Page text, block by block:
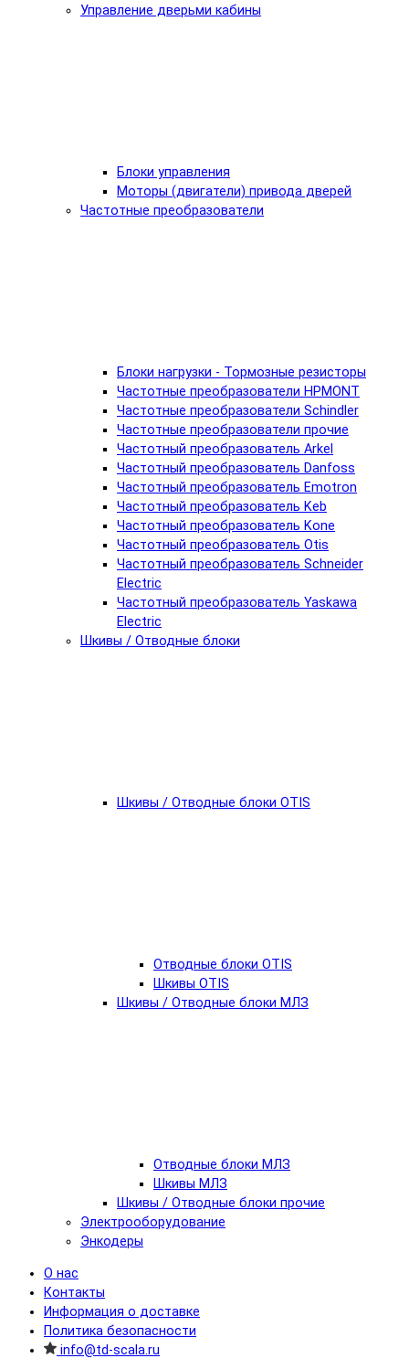
Управление дверьми кабины
Блоки управления
Моторы (двигатели) привода дверей
Частотные преобразователи
Блоки нагрузки - Тормозные резисторы
Частотные преобразователи HPMONT
Частотные преобразователи Schindler
Частотные преобразователи прочие
Частотный преобразователь Arkel
Частотный преобразователь Danfoss
Частотный преобразователь Emotron
Частотный преобразователь Keb
Частотный преобразователь Kone
Частотный преобразователь Otis
Частотный преобразователь Schneider
Electric
Частотный преобразователь Yaskawa
Electric
Шкивы / Отводные блоки
Шкивы / Отводные блоки OTIS
Отводные блоки OTIS
Шкивы OTIS
Шкивы / Отводные блоки МЛЗ
Отводные блоки МЛЗ
Шкивы МЛЗ
Шкивы / Отводные блоки прочие
Электрооборудование
Энкодеры
О нас
Контакты
Информация о доставке
Политика безопасности
info@td-scala.ru